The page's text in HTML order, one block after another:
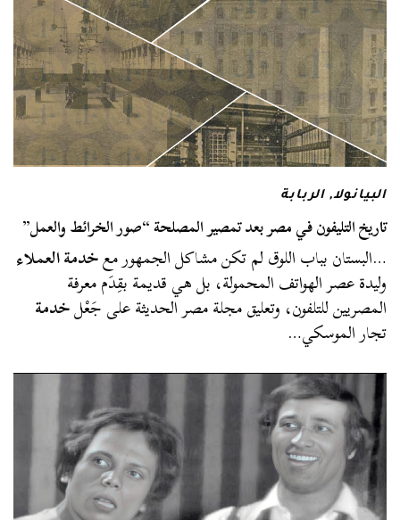
البيانولا,الربابة
تاريخ التليفون في مصر بعد تمصير المصلحة “صور الخرائط والعمل”
…البستان بباب اللوق لم تكن مشاكل الجمهور معخدمة العملاء
وليدة عصر الهواتف المحمولة، بل هي قديمة بقِدَم معرفة
المصريين للتلفون، وتعليق مجلة مصر الحديثة على جَعْلخدمة
تجار الموسكي…